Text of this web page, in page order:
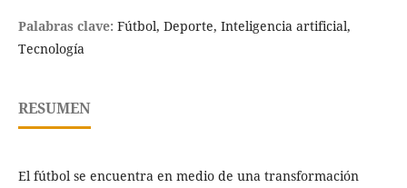
Palabras clave: Fútbol, Deporte, Inteligencia artificial,
Tecnología
RESUMEN
El fútbol se encuentra en medio de una transformación